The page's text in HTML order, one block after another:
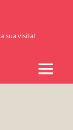
sua visita!
MENU